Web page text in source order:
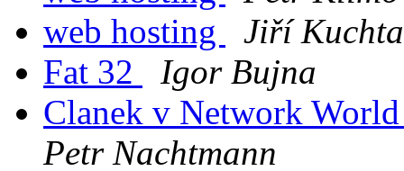
web hosting
Jiří Kuchta
Fat 32
Igor Bujna
Clanek v Network
Petr Nachtmann